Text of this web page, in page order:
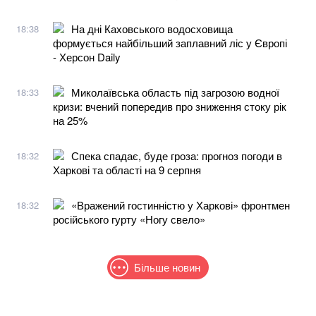
18:38
На дні Каховського водосховища
формується найбільший заплавний ліс у Європі
- Херсон Daily
18:33
Миколаївська область під загрозою водної
кризи: вчений попередив про зниження стоку рік
на 25%
18:32
Спека спадає, буде гроза: прогноз погоди в
Харкові та області на 9 серпня
18:32
«Вражений гостинністю у Харкові» фронтмен
російського гурту «Ногу свело»
Більше новин